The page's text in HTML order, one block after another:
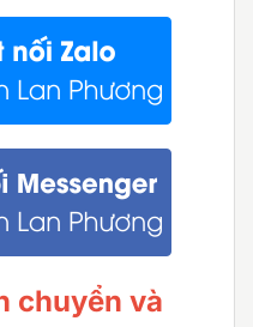
chuyển và